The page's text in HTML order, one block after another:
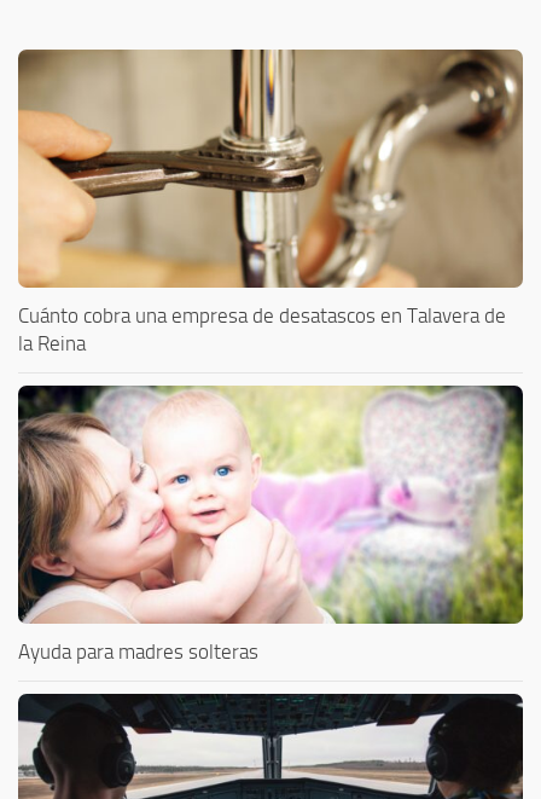
Cuánto cobra una empresa de desatascos en Talavera de
la Reina
Ayuda para madres solteras